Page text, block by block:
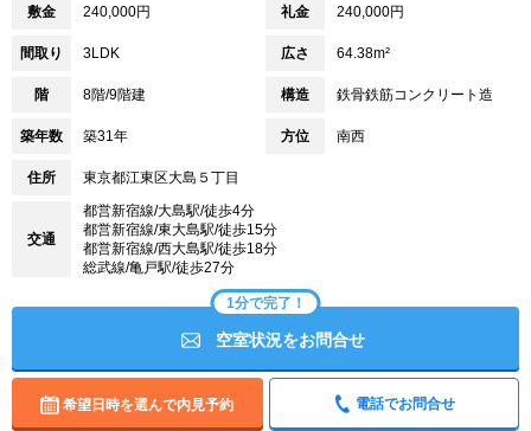
敷金 240,000円 礼金 240,000円
間取り 3LDK 広さ 64.38m²
階 8階/9階建 構造 鉄骨鉄筋コンクリート造
築年数 築31年 方位 南西
住所 東京都江東区大島５丁目
交通
都営新宿線/大島駅/徒歩4分
都営新宿線/東大島駅/徒歩15分
都営新宿線/西大島駅/徒歩18分
総武線/亀戸駅/徒歩27分
1分で完了！
空室状況をお問合せ
希望日時を選んで内見予約 電話でお問合せ